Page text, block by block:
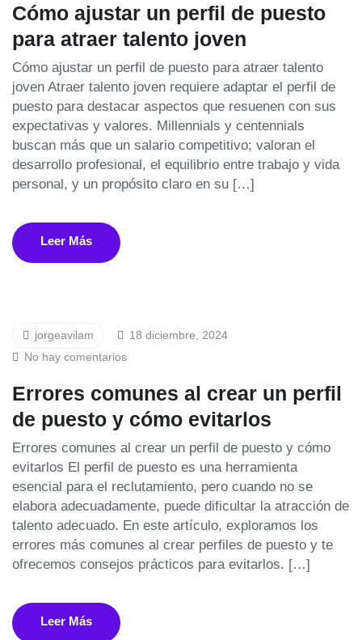
Cómo ajustar un perfil de puesto
para atraer talento joven
Cómo ajustar un perfil de puesto para atraer talento
joven Atraer talento joven requiere adaptar el perfil de
puesto para destacar aspectos que resuenen con sus
expectativas y valores. Millennials y centennials
buscan más que un salario competitivo; valoran el
desarrollo profesional, el equilibrio entre trabajo y vida
personal, y un propósito claro en su […]
Leer Más
jorgeavilam
18 diciembre, 2024
No hay comentarios
Errores comunes al crear un perfil
de puesto y cómo evitarlos
Errores comunes al crear un perfil de puesto y cómo
evitarlos El perfil de puesto es una herramienta
esencial para el reclutamiento, pero cuando no se
elabora adecuadamente, puede dificultar la atracción de
talento adecuado. En este artículo, exploramos los
errores más comunes al crear perfiles de puesto y te
ofrecemos consejos prácticos para evitarlos. […]
Leer Más